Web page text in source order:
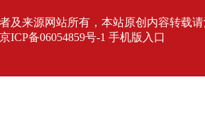
及来源网站所有，本站原创内容转载
京ICP备06054859号-1 手机版入口